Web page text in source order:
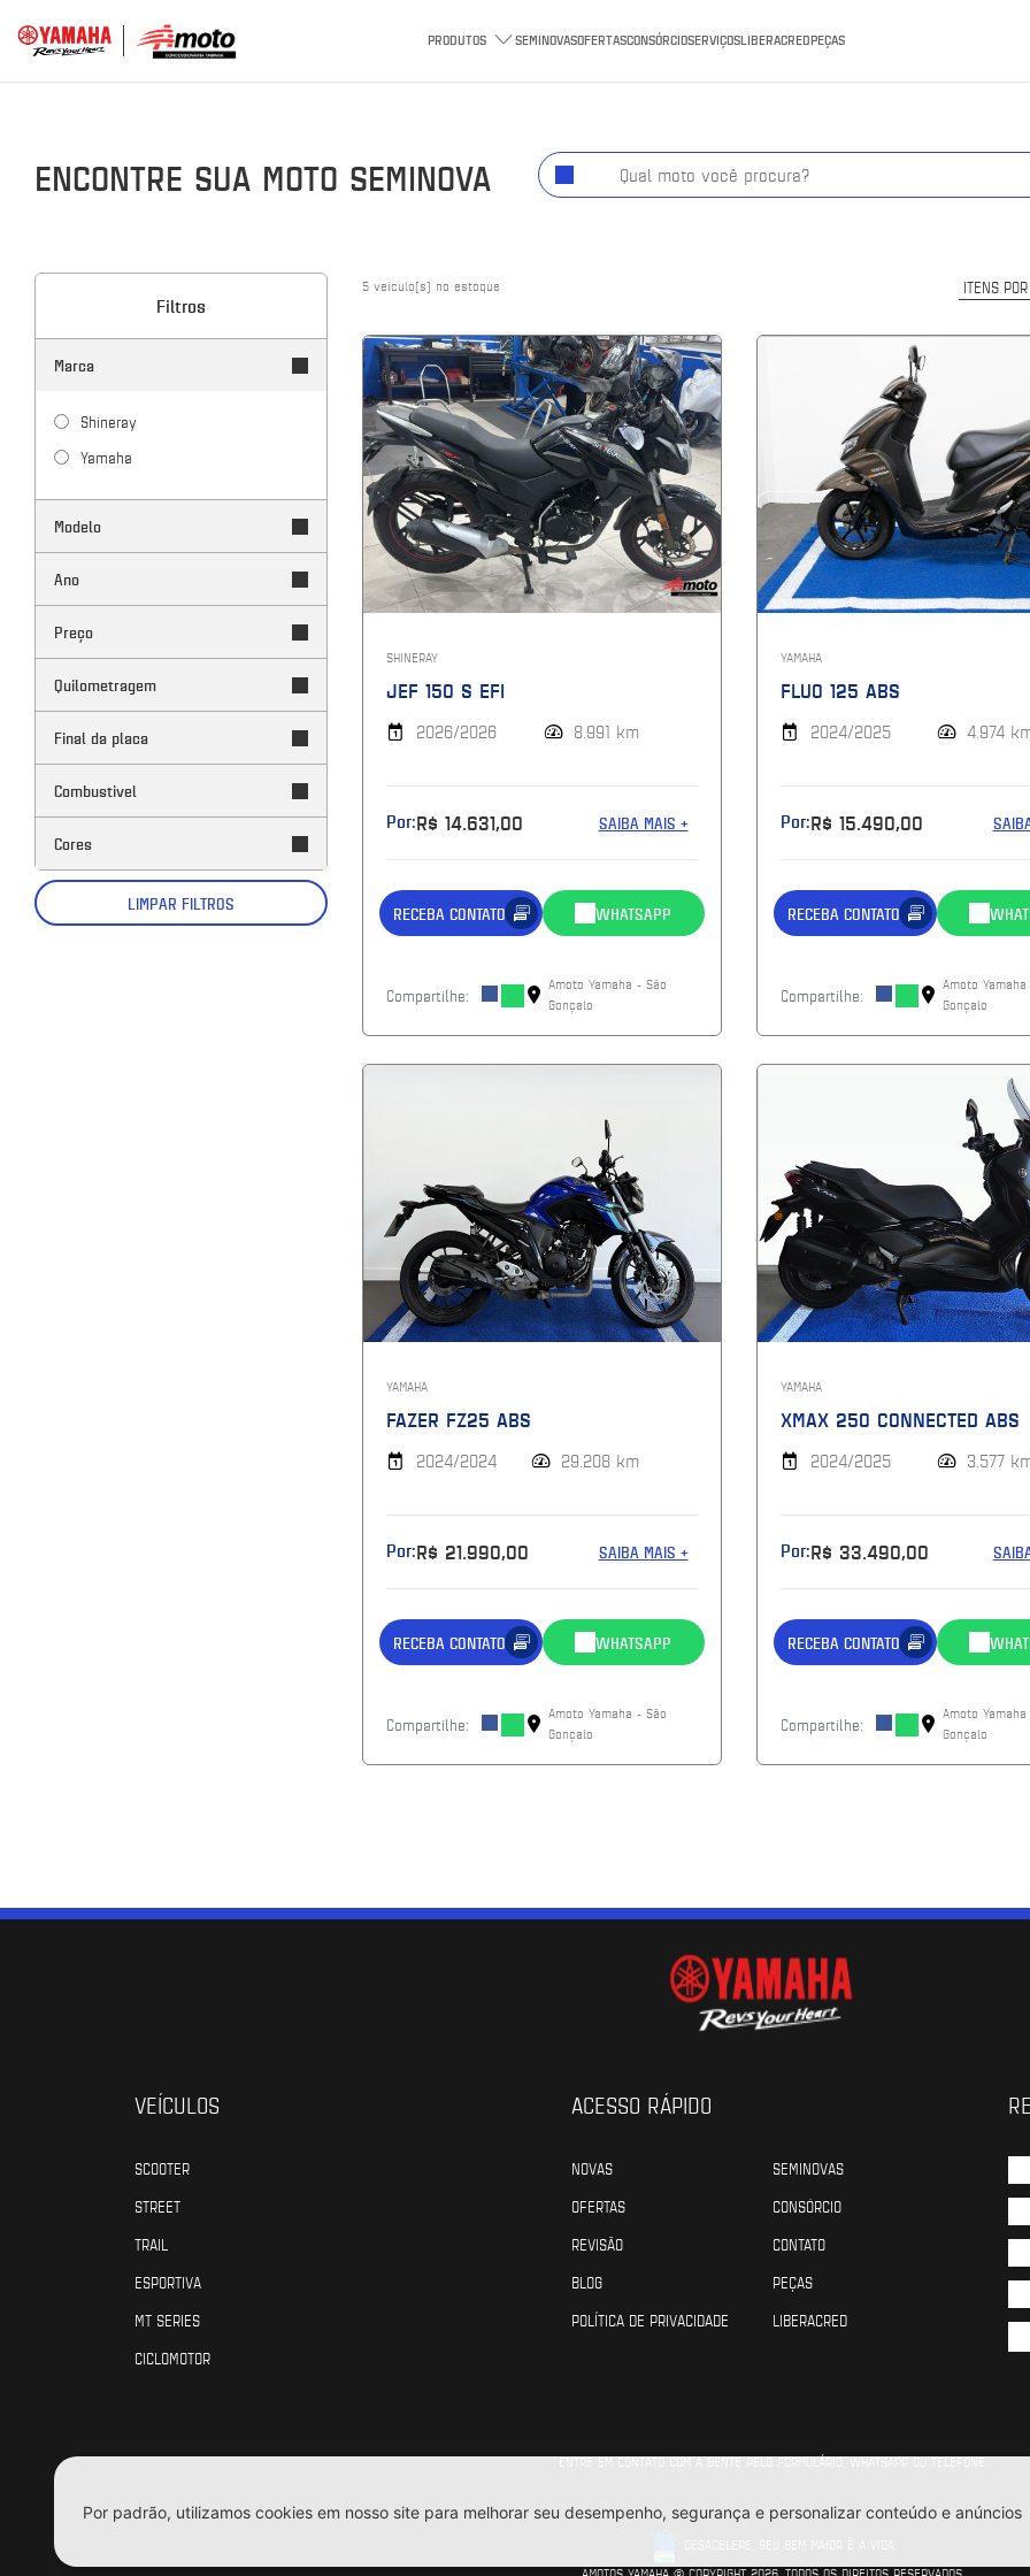
PRODUTOS SEMINOVASOFERTASCONSÓRCIOSERVIÇOSLIBERACREDPEÇAS
ENCONTRE SUA MOTO SEMINOVA
Filtros
Marca
shineray
yamaha
Modelo
Ano
Preço
Quilometragem
Final da placa
Combustivel
Cores
LIMPAR FILTROS
5 veículo(s) no estoque
SHINERAY
JEF 150 S EFI
2026/2026 8.991 km
Por:R$ 14.631,00 SAIBA MAIS +
RECEBA CONTATO WHATSAPP
Compartilhe:
Amoto Yamaha - São
Gonçalo
YAMAHA
FLUO 125 ABS
2024/2025 4.974
Por:R$ 15.490,00
RECEBA CONTATO
Compartilhe:
Amoto
Gonçalo
YAMAHA
FAZER FZ25 ABS
2024/2024 29.208 km
Por:R$ 21.990,00 SAIBA MAIS +
RECEBA CONTATO WHATSAPP
Compartilhe:
Amoto Yamaha - São
Gonçalo
YAMAHA
XMAX 250 CONNECTED ABS
2024/2025 3.577
Por:R$ 33.490,00
RECEBA CONTATO
Compartilhe:
Amoto
Gonçalo
VEÍCULOS
SCOOTER
STREET
TRAIL
ESPORTIVA
MT SERIES
CICLOMOTOR
ACESSO RÁPIDO
NOVAS
SEMINOVAS
OFERTAS
CONSÓRCIO
REVISÃO
CONTATO
BLOG
PEÇAS
POLÍTICA DE PRIVACIDADE
LIBERACRED
ENTRE EM CONTATO COM A GENTE PELO FORMULÁRIO, WHATSAPP OU TELEFONE.